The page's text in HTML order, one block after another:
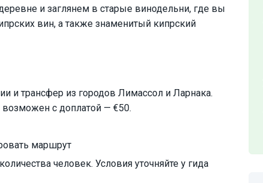
и заглянем в старые винодельни, где вы
вин, а также знаменитый кипрский
и трансфер из городов Лимассол и Ларнака.
с доплатой — €50.
маршрут
человек. Условия уточняйте у гида